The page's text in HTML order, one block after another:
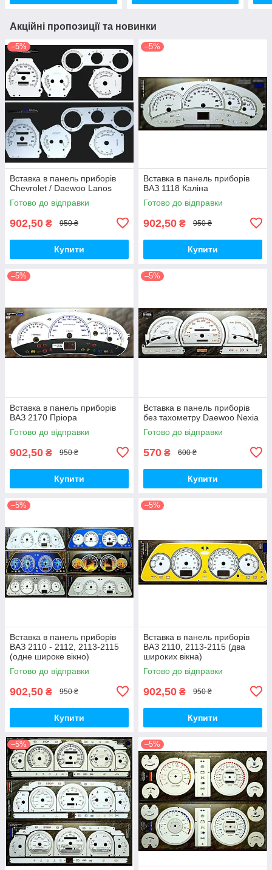
Акційні пропозиції та новинки
–5%
Вставка в панель приборів
Chevrolet / Daewoo Lanos
Готово до відправки
902,50 ₴ 950 ₴
Купити
–5%
Вставка в панель приборів
ВАЗ 1118 Каліна
Готово до відправки
902,50 ₴ 950 ₴
Купити
–5%
Вставка в панель приборів
ВАЗ 2170 Пріора
Готово до відправки
902,50 ₴ 950 ₴
Купити
–5%
Вставка в панель приборів
без тахометру Daewoo Nexia
Готово до відправки
570 ₴ 600 ₴
Купити
–5%
Вставка в панель приборів
ВАЗ 2110 - 2112, 2113-2115
(одне широке вікно)
Готово до відправки
902,50 ₴ 950 ₴
Купити
–5%
Вставка в панель приборів
ВАЗ 2110, 2113-2115 (два
широких вікна)
Готово до відправки
902,50 ₴ 950 ₴
Купити
–5% –5%